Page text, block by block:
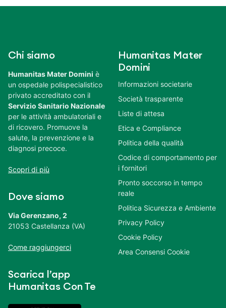
Chi siamo
Humanitas Mater Domini è
un ospedale polispecialistico
privato accreditato con il
Servizio Sanitario Nazionale
per le attività ambulatoriali e
di ricovero. Promuove la
salute, la prevenzione e la
diagnosi precoce.
Scopri di più
Dove siamo
Via Gerenzano, 2
21053 Castellanza (VA)
Come raggiungerci
Scarica l’app
Humanitas Con Te
Humanitas Mater
Domini
Informazioni societarie
Società trasparente
Liste di attesa
Etica e Compliance
Politica della qualità
Codice di comportamento per
i fornitori
Pronto soccorso in tempo
reale
Politica Sicurezza e Ambiente
Privacy Policy
Cookie Policy
Area Consensi Cookie